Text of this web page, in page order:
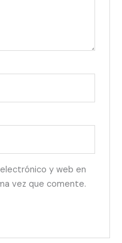
y web en
vez que comente.